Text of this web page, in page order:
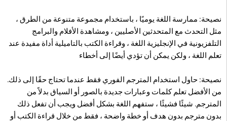
نصيحة: ممارسة اللغة يوميًا ، باستخدام مجموعة متنوعة من الطرق ،
مثل التحدث مع المتحدثين الأصليين ، ومشاهدة الأفلام والبرامج
التلفزيونية في الإنجليزية اللغة ، وقراءة الكتب بالتاميلية أداة مفيدة عند
تعلم اللغة ، ولكن يمكن أن تؤدي أيضًا إلى أخطاء
نصيحة: حاول استخدام المترجم الفوري فقط عندما تحتاج حقًا إلى ذلك.
من الأفضل تعلم كلمات وعبارات جديدة بالصور أو السياق بدلاً من
المترجم. شيئًا فشيئًا ، ستفهم اللغة بشكل أفضل ويجب أن تفعل ذلك
بدون مترجم بدون هدف أو خطة واضحة ، فقط من خلال قراءة الكتب أو